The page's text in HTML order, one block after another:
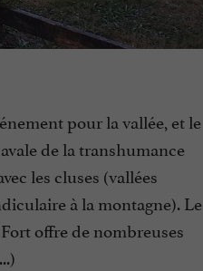
pour la vallée, et le
de la transhumance
les cluses (vallées
à la montagne). Le
offre de nombreuses